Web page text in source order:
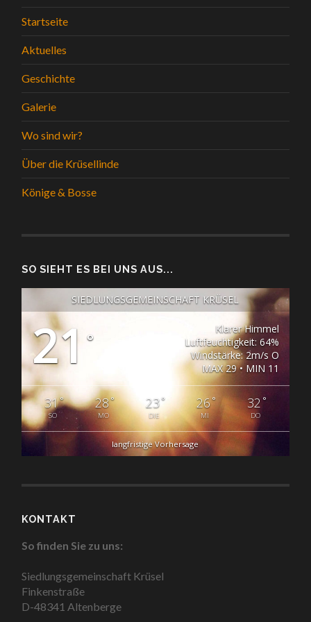
Startseite
Aktuelles
Geschichte
Galerie
Wo sind wir?
Über die Krüsellinde
Könige & Bosse
SO SIEHT ES BEI UNS AUS...
SIEDLUNGSGEMEINSCHAFT KRÜSEL
21 °
Klarer Himmel
Luftfeuchtigkeit: 64%
Windstärke: 2m/s O
MAX 29 • MIN 11
31°
SO
28°
MO
23°
DIE
26°
MI
32 °
DO
langfristige Vorhersage
KONTAKT
So finden Sie zu uns:
Siedlungsgemeinschaft Krüsel
Finkenstraße
D-48341 Altenberge